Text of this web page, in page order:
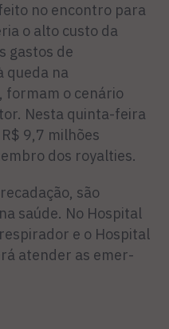
no encontro para
o alto custo da
gastos de
queda na
formam o cená­rio
Nesta quinta-feira
9,7 milhões
dos royalties.
são
saúde. No Hospital
e o Hospital
atender as emer­